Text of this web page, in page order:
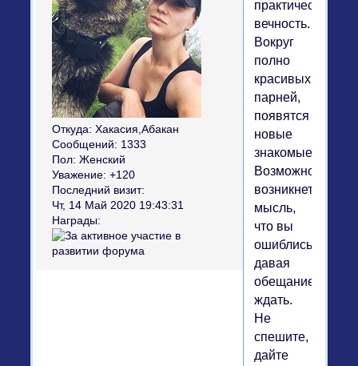
Откуда: Хакасия,Абакан
Сообщений: 1333
Пол: Женский
Уважение: +120
Последний визит:
Чт, 14 Май 2020 19:43:31
Награды:
практически
вечность.
Вокруг
полно
красивых
парней,
появятся
новые
знакомые.
Возможно,
возникнет
мысль,
что вы
ошиблись,
давая
обещание
ждать.
Не
спешите,
дайте